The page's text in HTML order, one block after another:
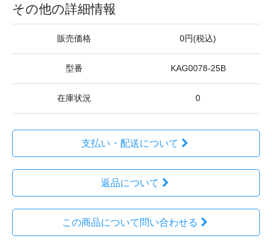
その他の詳細情報
販売価格 0円(税込)
型番 KAG0078-25B
在庫状況 0
支払い・配送について
返品について
この商品について問い合わせる